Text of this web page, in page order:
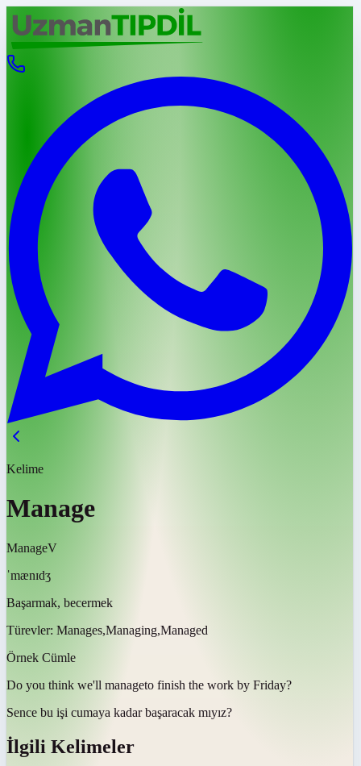
Kelime
Manage
ManageV
ˈmænɪdʒ
Başarmak, becermek
Türevler: Manages,Managing,Managed
Örnek Cümle
Do you think we'll manageto finish the work by Friday?
Sence bu işi cumaya kadar başaracak mıyız?
İlgili Kelimeler